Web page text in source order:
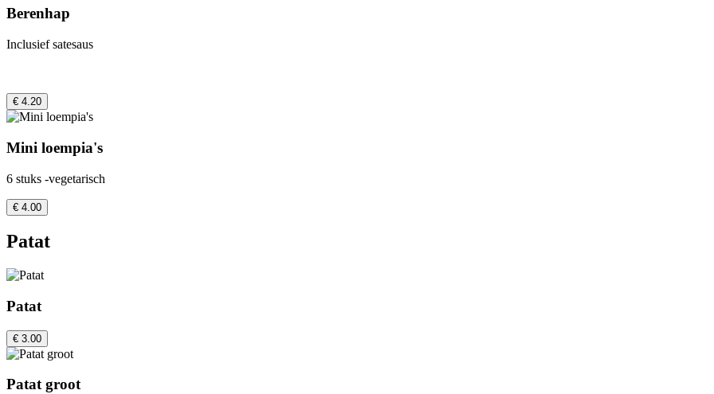
Berenhap
Inclusief satesaus
€ 4.20
Mini loempia's
6 stuks -vegetarisch
€ 4.00
Patat
Patat
€ 3.00
Patat groot